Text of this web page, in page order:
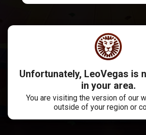
Unfortunately, LeoVegas is
in your area.
You are visiting the version of our
outside of your region or